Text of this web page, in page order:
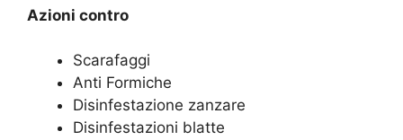
Azioni contro
Scarafaggi
Anti Formiche
Disinfestazione zanzare
Disinfestazioni blatte